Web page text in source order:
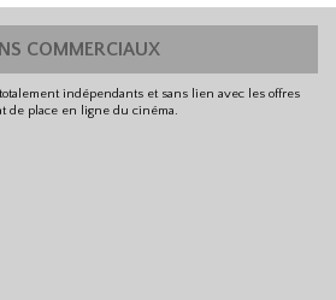
COMMERCIAUX
indépendants et sans lien avec les offres
de place en ligne du cinéma.